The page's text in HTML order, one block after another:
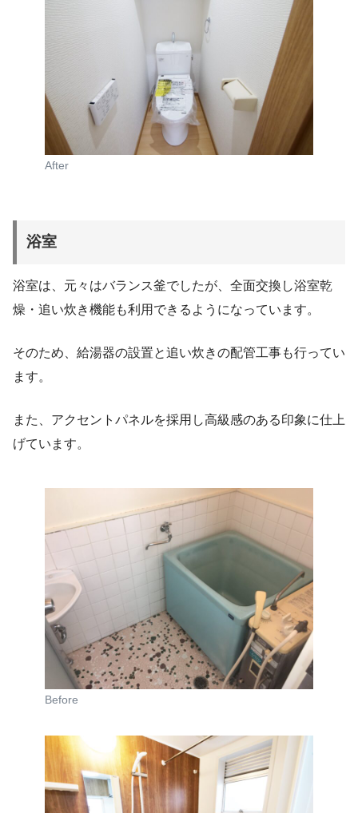
After
浴室
浴室は、元々はバランス釜でしたが、全面交換し浴室乾
燥・追い炊き機能も利用できるようになっています。
そのため、給湯器の設置と追い炊きの配管工事も行ってい
ます。
また、アクセントパネルを採用し高級感のある印象に仕上
げています。
Before